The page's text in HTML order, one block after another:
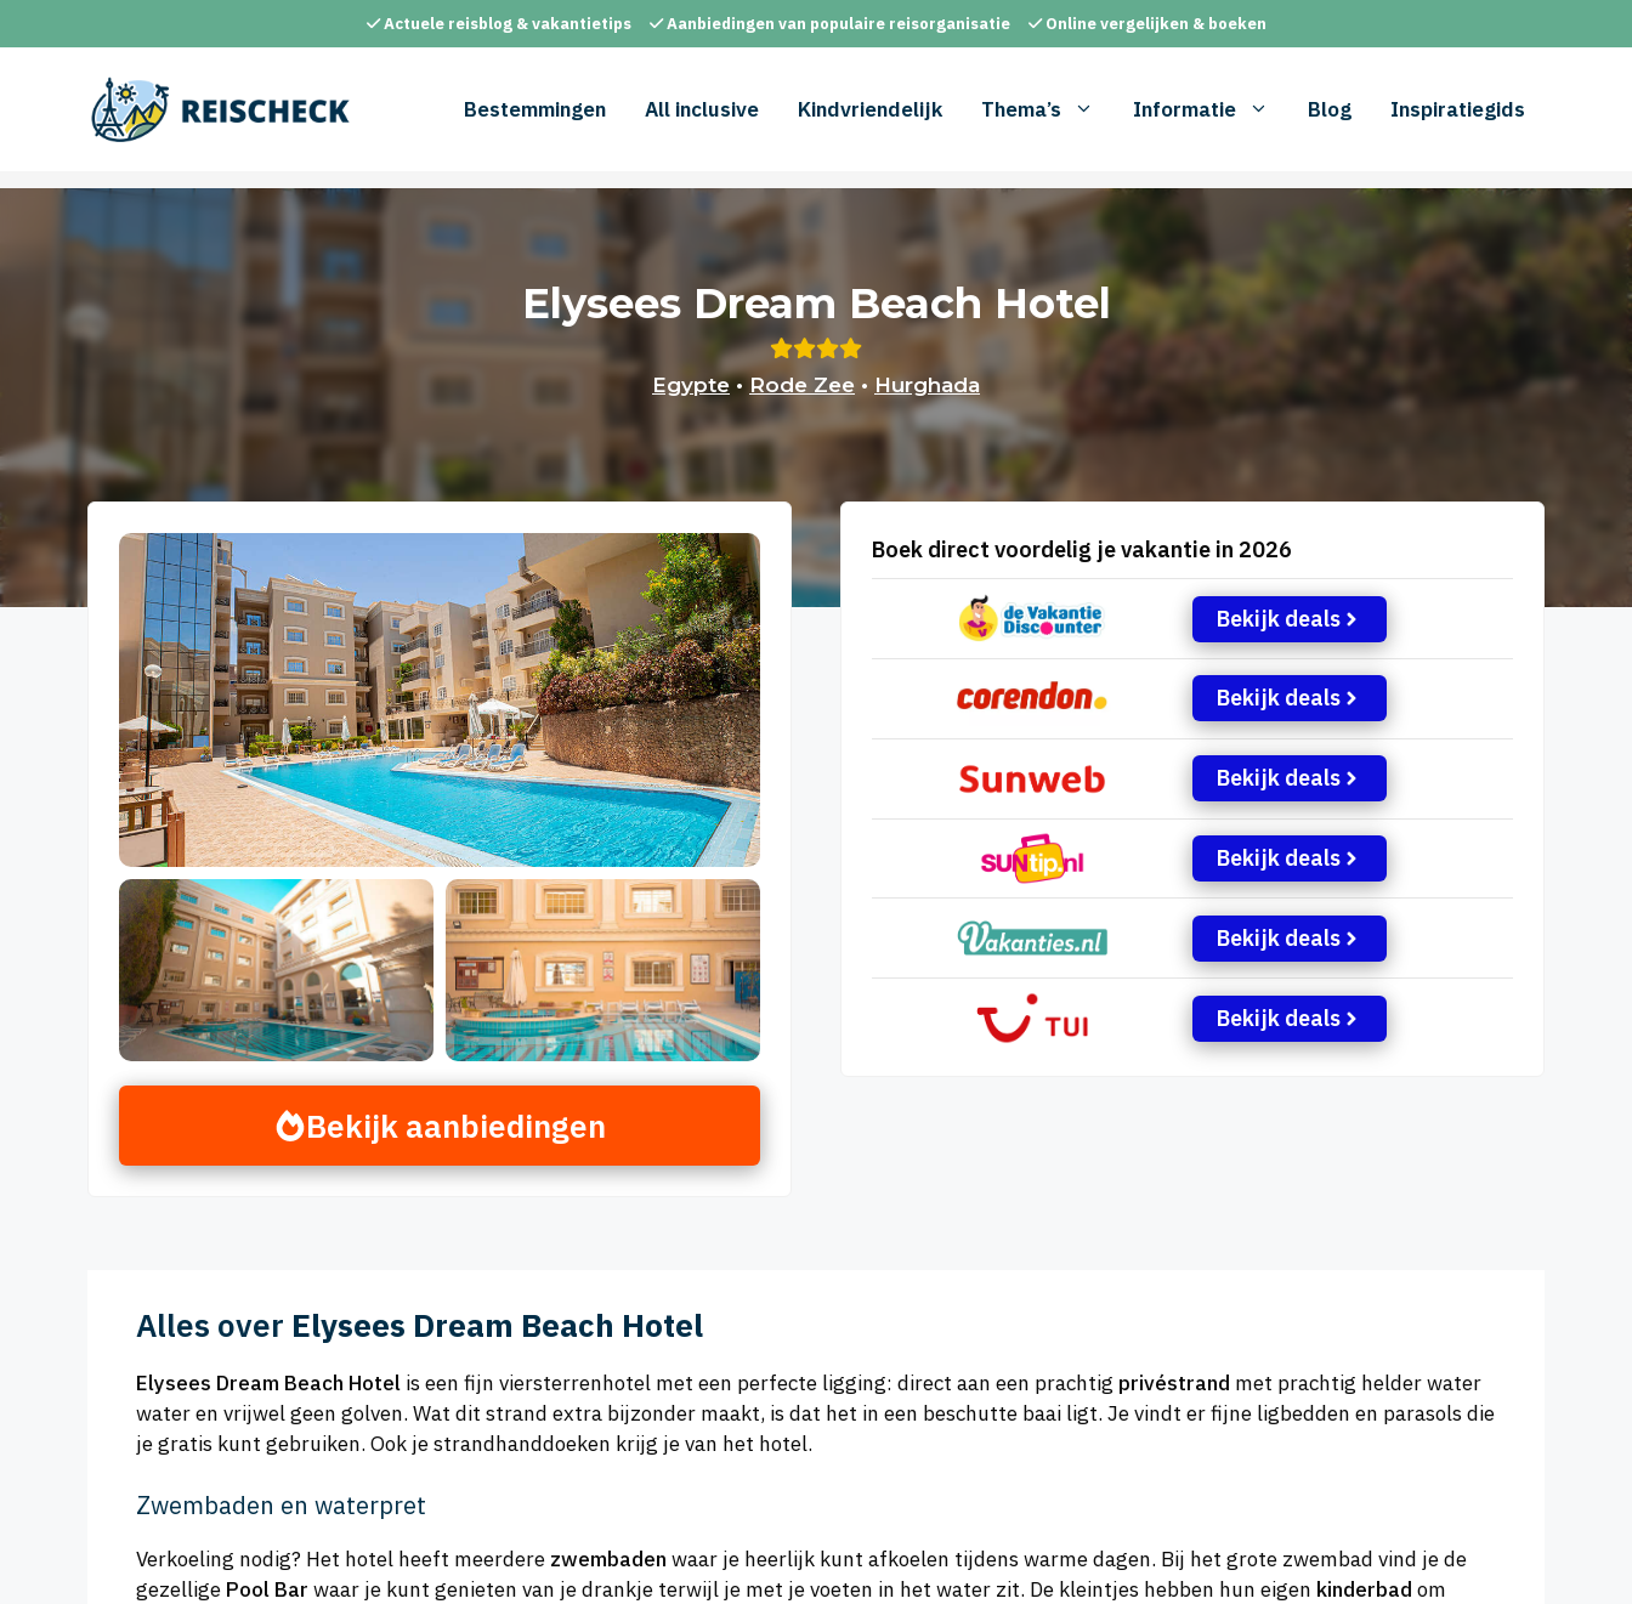
naar
Actuele reisblog & vakantietips Aanbiedingen van populaire reisorganisatie Online vergelijken & boeken
Bestemmingen All inclusive Kindvriendelijk Thema’s Informatie Blog Inspiratiegids
Elysees Dream Beach Hotel
Egypte• Rode Zee • Hurghada
Bekijk aanbiedingen
Boek direct voordelig je vakantie in 2026
Bekijk deals
Bekijk deals
Bekijk deals
Bekijk deals
Bekijk deals
Bekijk deals
Alles over Elysees Dream Beach Hotel
Elysees Dream Beach Hotel is een fijn viersterrenhotel met een perfecte ligging: direct aan een prachtig privéstrand met prachtig helder water
water en vrijwel geen golven. Wat dit strand extra bijzonder maakt, is dat het in een beschutte baai ligt. Je vindt er fijne ligbedden en parasols die
je gratis kunt gebruiken. Ook je strandhanddoeken krijg je van het hotel.
Zwembaden en waterpret
Verkoeling nodig? Het hotel heeft meerdere zwembaden waar je heerlijk kunt afkoelen tijdens warme dagen. Bij het grote zwembad vind je de
gezellige Pool Bar waar je kunt genieten van je drankje terwijl je met je voeten in het water zit. De kleintjes hebben hun eigen kinderbad om